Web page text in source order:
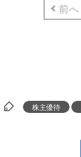
前へ
株主優待